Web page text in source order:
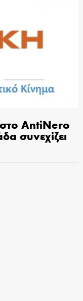
στο AntiNero
συνεχίζει